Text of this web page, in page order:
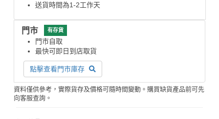
送貨時間為1-2工作天
門市 有存貨
門市自取
最快可即日到店取貨
點擊查看門市庫存
資料僅供參考，實際貨存及價格可隨時間變動。購買缺貨產品前可先
向客服查詢。